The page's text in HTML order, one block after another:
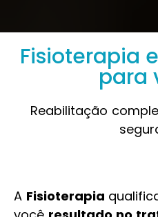
Fisioterapia
para
Reabilitação
A Fisioterapia